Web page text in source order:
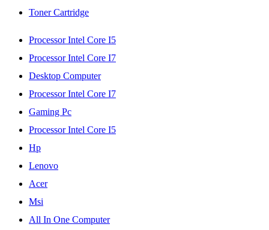
Toner Cartridge
Processor Intel Core I5
Processor Intel Core I7
Desktop Computer
Processor Intel Core I7
Gaming Pc
Processor Intel Core I5
Hp
Lenovo
Acer
Msi
All In One Computer